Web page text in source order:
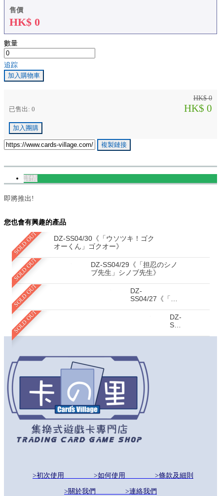
售價
HK$ 0
數量
追踪
加入購物車
HK$ 0
已售出: 0 HK$ 0
加入團購
複製鏈接
詳情
即將推出!
您也會有興趣的產品
SOLD OUT
DZ-SS04/30《「ウソツキ！ゴク
オーくん」ゴクオー》
SOLD OUT
DZ-SS04/29《「担忍のシノ
ブ先生」シノブ先生》
SOLD OUT
DZ-
SS04/27《「怪
ジョーカー》
SOLD OUT
DZ-
SS04/26《「炎
>初次使用 >如何使用 >條款及細則
>關於我們 >連絡我們